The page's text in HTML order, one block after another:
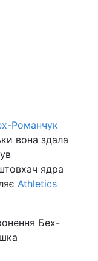
Романчук
вона здала
ядра
Athletics
Бех-